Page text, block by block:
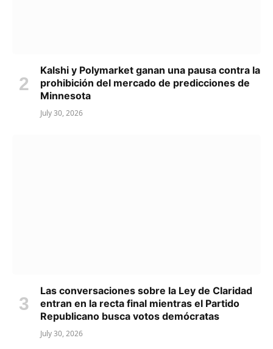
Kalshi y Polymarket ganan una pausa contra la
prohibición del mercado de predicciones de
Minnesota
July 30, 2026
Las conversaciones sobre la Ley de Claridad
entran en la recta final mientras el Partido
Republicano busca votos demócratas
July 30, 2026